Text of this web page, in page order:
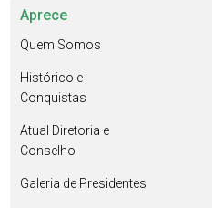
Aprece
Quem Somos
Histórico e
Conquistas
Atual Diretoria e
Conselho
Galeria de Presidentes